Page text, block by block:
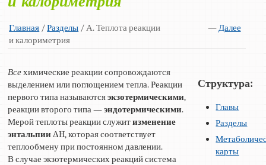
Главная / —Далее
Разделы / А. Теплота реакции
и калориметрия
Всехимические реакции сопровождаются
выделением или поглощением тепла. Реакции
первого типа называютсяэкзотермическими,
реакции второго типа —эндотермическими.
Мерой теплоты реакции служитизменение
энтальпииΔH, которая соответствует
теплообмену при постоянном давлении.
В случае экзотермических реакций система
Структура:
Главы
Разделы
карты